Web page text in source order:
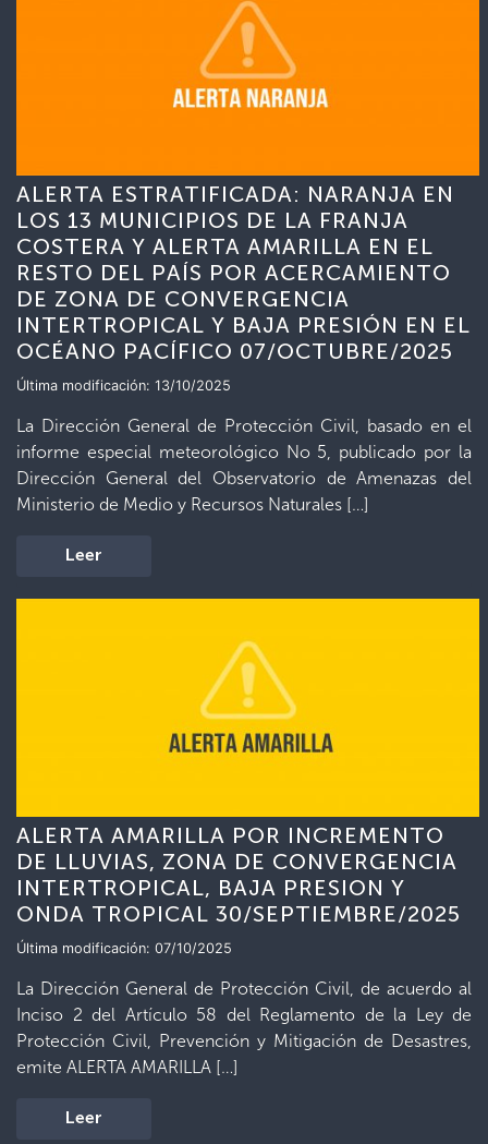
ALERTA ESTRATIFICADA: NARANJA EN
LOS 13 MUNICIPIOS DE LA FRANJA
COSTERA Y ALERTA AMARILLA EN EL
RESTO DEL PAÍS POR ACERCAMIENTO
DE ZONA DE CONVERGENCIA
INTERTROPICAL Y BAJA PRESIÓN EN EL
OCÉANO PACÍFICO 07/OCTUBRE/2025
Última modificación: 13/10/2025
La Dirección General de Protección Civil, basado en el
informe especial meteorológico No 5, publicado por la
Dirección General del Observatorio de Amenazas del
Ministerio de Medio y Recursos Naturales […]
Leer
ALERTA AMARILLA POR INCREMENTO
DE LLUVIAS, ZONA DE CONVERGENCIA
INTERTROPICAL, BAJA PRESION Y
ONDA TROPICAL 30/SEPTIEMBRE/2025
Última modificación: 07/10/2025
La Dirección General de Protección Civil, de acuerdo al
Inciso 2 del Artículo 58 del Reglamento de la Ley de
Protección Civil, Prevención y Mitigación de Desastres,
emite ALERTA AMARILLA […]
Leer